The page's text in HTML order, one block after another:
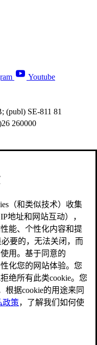
Youtube
(publ) SE-811 81
260000
（和类似技术）收集
地址和网站互动），
能、个性化内容和提
要的，无法关闭，而
用。基于同意的
化您的网站体验。您
绝所有此类cookie。您
根据cookie的用途来同
政策，了解我们如何使